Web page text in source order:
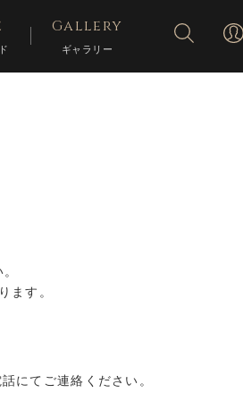
Gallery
ギャラリー
ます。
にてご連絡ください。